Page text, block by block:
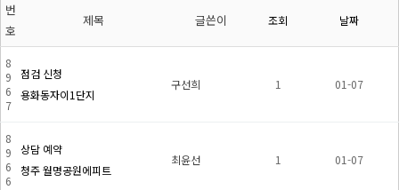
번
호
제목 글쓴이 조회 날짜
8
9
6
7
점검 신청
용화동자이1단지
구선희 1 01-07
8
9
6
6
상담 예약
청주 월명공원에피트
최윤선 1 01-07